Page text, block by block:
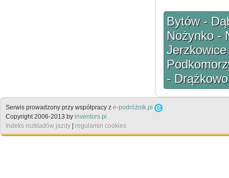
Bytów -
Nożynko -
-
Serwis prowadzony przy współpracy z e-podróżnik.pl
Copyright 2006-2013 by inventors.pl
Indeks rozkładów jazdy | regulamin cookies